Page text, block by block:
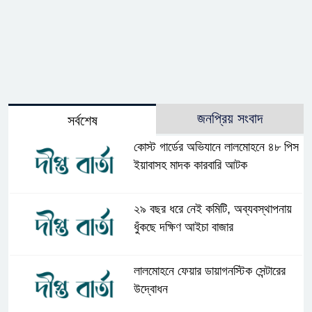
সর্বশেষ জনপ্রিয় সংবাদ
কোস্ট গার্ডের অভিযানে লালমোহনে ৪৮ পিস
ইয়াবাসহ মাদক কারবারি আটক
২৯ বছর ধরে নেই কমিটি, অব্যবস্থাপনায়
ধুঁকছে দক্ষিণ আইচা বাজার
লালমোহনে ফেয়ার ডায়াগনস্টিক সেন্টারের
উদ্বোধন